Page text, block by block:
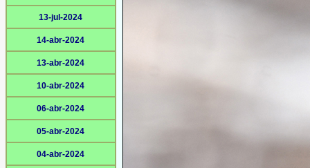
13-jul-2024
14-abr-2024
13-abr-2024
10-abr-2024
06-abr-2024
05-abr-2024
04-abr-2024